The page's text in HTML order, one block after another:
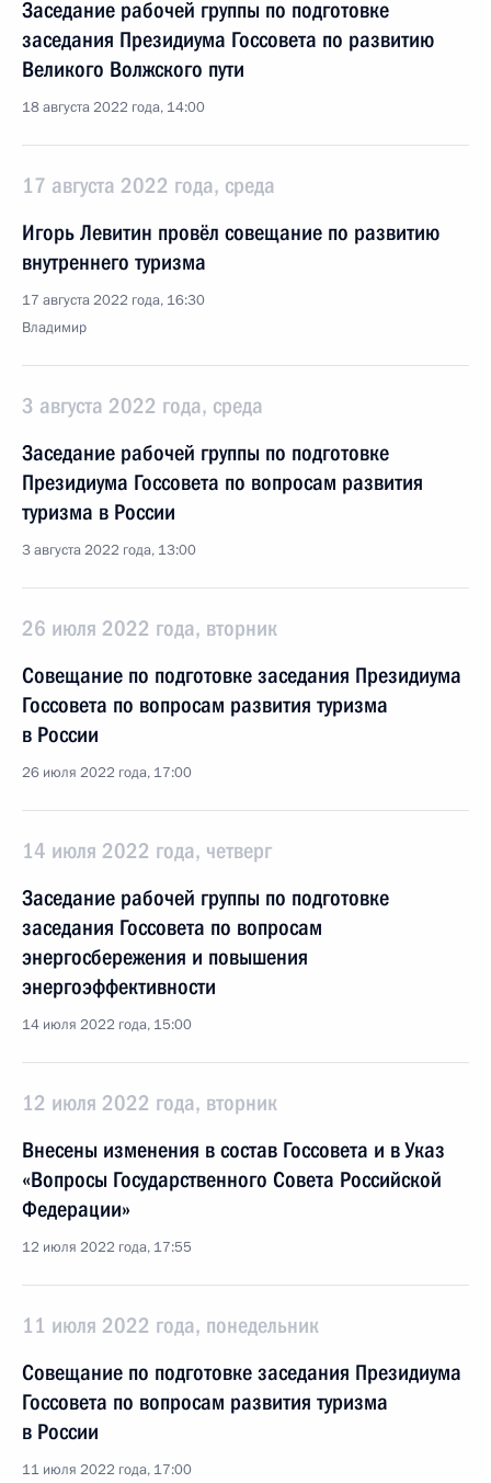
Заседание рабочей группы по подготовке
заседания Президиума Госсовета по развитию
Великого Волжского пути
18 августа 2022 года, 14:00
17 августа 2022 года, среда
Игорь Левитин провёл совещание по развитию
внутреннего туризма
17 августа 2022 года, 16:30
Владимир
3 августа 2022 года, среда
Заседание рабочей группы по подготовке
Президиума Госсовета по вопросам развития
туризма в России
3 августа 2022 года, 13:00
26 июля 2022 года, вторник
Совещание по подготовке заседания Президиума
Госсовета по вопросам развития туризма
в России
26 июля 2022 года, 17:00
14 июля 2022 года, четверг
Заседание рабочей группы по подготовке
заседания Госсовета по вопросам
энергосбережения и повышения
энергоэффективности
14 июля 2022 года, 15:00
12 июля 2022 года, вторник
Внесены изменения в состав Госсовета и в Указ
«Вопросы Государственного Совета Российской
Федерации»
12 июля 2022 года, 17:55
11 июля 2022 года, понедельник
Совещание по подготовке заседания Президиума
Госсовета по вопросам развития туризма
в России
11 июля 2022 года, 17:00